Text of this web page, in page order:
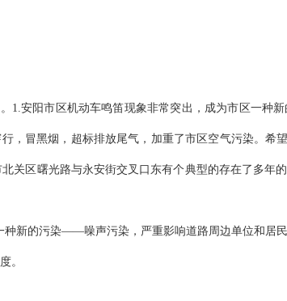
1.安阳市区机动车鸣笛现象非常突出，成为市区一
，冒黑烟，超标排放尾气，加重了市区空气污染。希
关区曙光路与永安街交叉口东有个典型的存在了多年
新的污染——噪声污染，严重影响道路周边单位和居
。